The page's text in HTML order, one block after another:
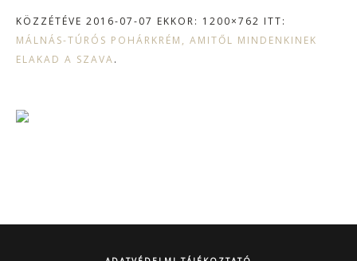
KÖZZÉTÉVE 2016-07-07 EKKOR: 1200×762 ITT:
MÁLNÁS-TÚRÓS POHÁRKRÉM, AMITŐL MINDENKINEK
ELAKAD A SZAVA.